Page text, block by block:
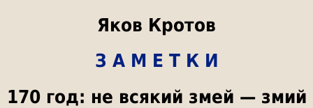
Яков Кротов
З А М Е Т К И
170 год: не всякий змей — змий